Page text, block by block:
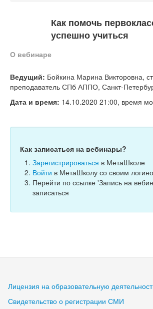
Тесты
Книги
Игры
Учитель
Как помочь
успешно учиться
О вебинаре
Ведущий: Бойкина Марина Викторовна,
преподаватель СПб АППО, Санкт-
Дата и время: 14.10.2020 21:00, время
Как записаться на вебинары?
Зарегистрироваться в МетаШколе
Войти в МетаШколу со своим
Перейти по ссылке 'Запись на
записаться
Лицензия на образовательную
Свидетельство о регистрации СМИ